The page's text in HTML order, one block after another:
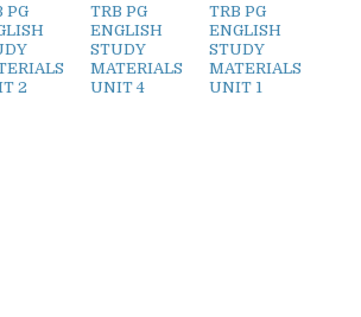
PG
2
TRB PG
ENGLISH
STUDY
MATERIALS
UNIT 4
TRB PG
ENGLISH
STUDY
MATERIALS
UNIT 1